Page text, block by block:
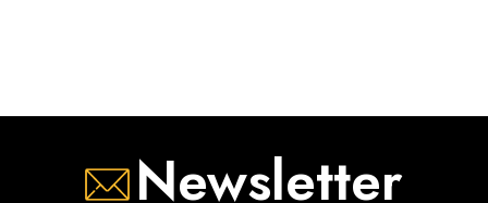
Marka ceniona przez miliony klientów na całym świecie
Newsletter